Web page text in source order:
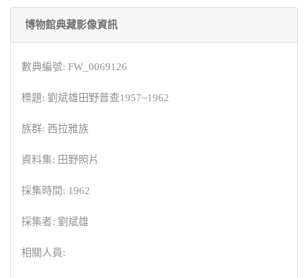
博物館典藏影像資訊
數典編號: FW_0069126
標題: 劉斌雄田野普查1957~1962
族群: 西拉雅族
資料集: 田野照片
採集時間: 1962
採集者: 劉斌雄
相關人員: